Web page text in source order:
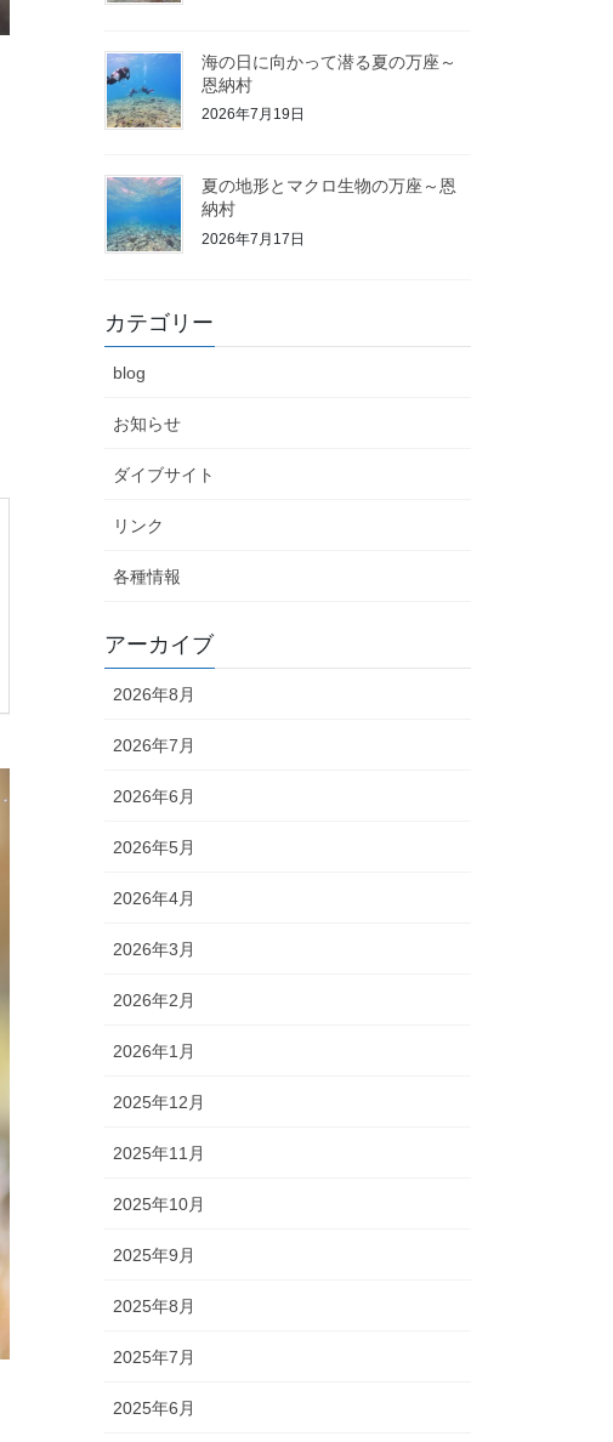
海の日に向かって潜る夏の万座～
恩納村
2026年7月19日
夏の地形とマクロ生物の万座～恩
納村
2026年7月17日
カテゴリー
blog
お知らせ
ダイブサイト
リンク
各種情報
アーカイブ
2026年8月
2026年7月
2026年6月
2026年5月
2026年4月
2026年3月
2026年2月
2026年1月
2025年12月
2025年11月
2025年10月
2025年9月
2025年8月
2025年7月
2025年6月